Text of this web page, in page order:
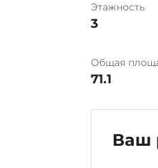
Этажность
3
Общая
71.1
Ваш